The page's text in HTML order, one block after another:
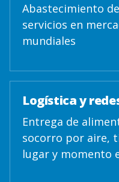
Abastecimiento
servicios en
mundiales
Logística y
Entrega de
socorro por aire,
lugar y momento